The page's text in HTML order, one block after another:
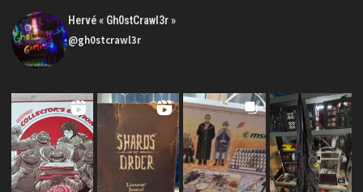
Hervé « Gh0stCrawl3r »
@gh0stcrawl3r